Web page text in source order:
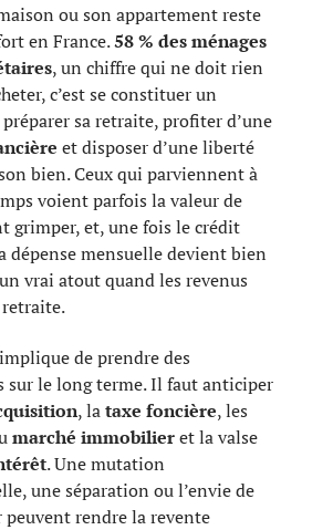
ou son appartement reste
en France.58 % des ménages
, un chiffre qui ne doit rien
c’est se constituer un
préparer sa retraite, profiter d’une
et disposer d’une liberté
bien. Ceux qui parviennent à
voient parfois la valeur de
grimper, et, une fois le crédit
dépense mensuelle devient bien
vrai atout quand les revenus
de prendre des
sur le long terme. Il faut anticiper
, lataxe foncière, les
marché immobilieret la valse
. Une mutation
une séparation ou l’envie de
peuvent rendre la revente